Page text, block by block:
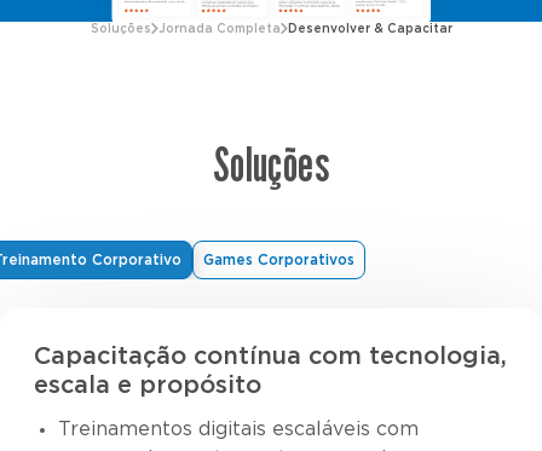
Soluções Jornada Completa Desenvolver & Capacitar
Soluções
Corporativo Games Corporativos
Capacitação contínua com tecnologia,
escala e propósito
Treinamentos digitais escaláveis com